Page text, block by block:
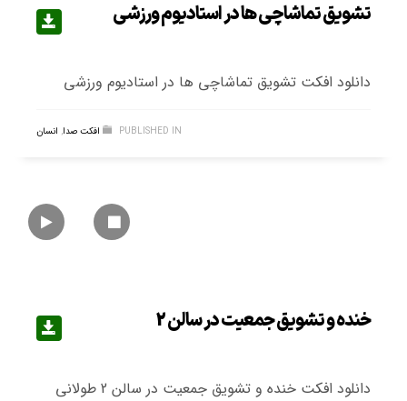
تشویق تماشاچی ها در استادیوم ورزشی
دانلود افکت تشویق تماشاچی ها در استادیوم ورزشی
PUBLISHED IN افکت صدا, انسان
خنده و تشویق جمعیت در سالن 2
دانلود افکت خنده و تشویق جمعیت در سالن 2 طولانی